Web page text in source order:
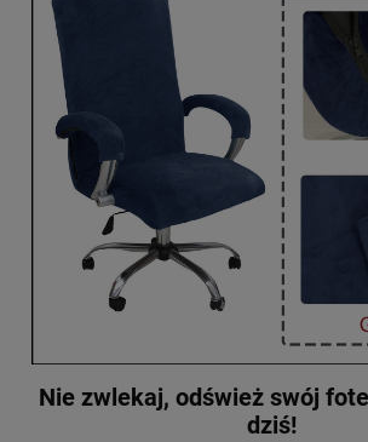
Nie zwlekaj, odśwież swój
dziś!